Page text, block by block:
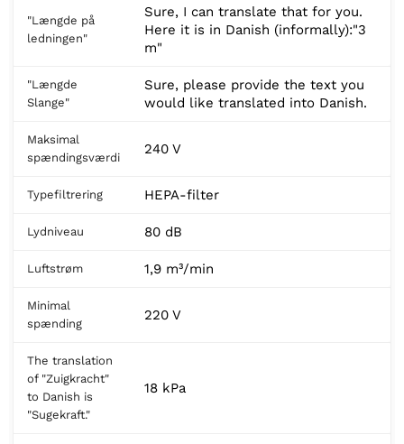
"Længde på
ledningen"
Sure, I can translate that for you.
Here it is in Danish (informally):"3
m"
"Længde
Slange"
Sure, please provide the text you
would like translated into Danish.
Maksimal
spændingsværdi
240 V
Typefiltrering HEPA-filter
Lydniveau 80 dB
Luftstrøm 1,9 m³/min
Minimal
spænding
220 V
The translation
of "Zuigkracht"
to Danish is
"Sugekraft."
18 kPa